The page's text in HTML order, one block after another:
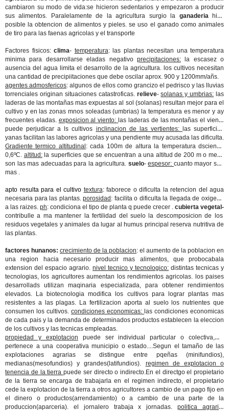
cambiaron su modo de vida:se hicieron sedentarios y empezaron a producir
sus alimentos. Paralelamente de la agricultura surgio la ganaderiahizo
posible la obtencion de alimentos y pieles. se uso el ganado como animales
de tiro para las faenas agricolas y el transporte
Factores fisicos: clima- temperatura: las plantas necesitan una temperatura
minima para desarrollarse eladas negativo precipitaciones:la escasez o
ausencia del agua limita el desarrollo de la agricultura. los cultivos necesitan
una cantidad de precipiitaciones que debe oscilar aprox. 900 y 1200mm/añs.
agentes admosfericos: algunos de ellos como grancizo el pedrisco y las lluvias
torrenciales originan situaciones catastroficas. relieve-solanas y umbrias: las
laderas de las montañas mas expuestas al sol (solanas) resultan mejor para el
cultivo y en las zonas mnos soleadas (umbrias) la temperatura es menor y ay
frecuentes eladas. exposicion al viento: las laderas de las montañas el viento
puede perjudicar a ls cultivos inclinacion de las vertientes:
las superficies
yanas facilitan las labores agricolas y una pendiente muy acusada las dificulta.
Gradiente termico altitudinal : cada 100m de altura la temperatura dsciende
0,6ºC. altitud:la superficies que se encuentran a una altitud de 200 m o mens
son las mas adecuadas para la agricultura. suelo-espesor: cuanto mayor sea
mas .
apto resulta para el cultivo textura: faborece o dificulta la retencion del agua
necesaria para las plantas.porosidad : facilita o dificulta la llegada de oxigeno
a las raizes. ph: condiciona el tipo de planta q puede crecer . cubierta vegetal-
contribulle a ma mantener la fertilidad del suelo la descomposicion de los
residuos vegetales y animales da lugar al humus principal reserva nutritiva de
las plantas.
factores hunanos: crecimiento de la poblacion: el aumento de la poblacion en
una region hacia necesario producir mas alimentos, que probocabala
extension del espacio agrario. nivel tecnico y tecnologico: distintas tecnicas y
tecnologias, los agricultores aumentan los rendimientos agricolas. los paises
desarrollads utilizan maqinaria especializada, para obtener rendimientos
elevados. La biotecnologia modifica los cultivos para lograr plantas mas
resistentes a las plagas. La fertilizacion aporta al suelo los nutrientes que
consumen los cultivos. condiciones economicas: las condiciones economicas
de cada pais y la demanda de determinados productos establecen la eleccion
de los cultivos y las tecnicas empleadas.
propiedad y explotacion puede ser individual particular o colectiva, si
pertenece a una cooperativa municipio o estado....Segun el tamaño de las
explotaciones agrarias se distingue entre pqeñas (minifundios),
medianas(mesofundios) y grandes(latifundios). regimen de explotacion o
tenencia de la tierra puede ser directo o indirecto.En el directgo el propietario
de la tierra se encarga de trabajarla en el regimen indirecto, el propietario
cede la explotacion de la tierra a otros agricultores a cambio de un pago fijo en
el dinero o productos(arrendamiento) o a cambio de una parte de la
produccion(aparceria). el jornalero trabaja x jornadas.politica agraria: